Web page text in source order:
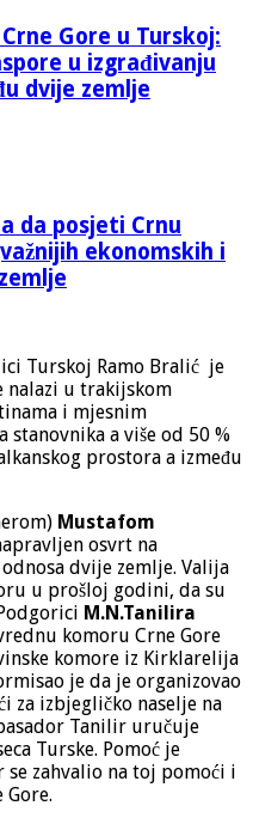
Gore u Turskoj:
u izgrađivanju
dvije zemlje
da posjeti Crnu
ekonomskih i
Turskoj Ramo Bralić je
nalazi u trakijskom
i mjesnim
stanovnika a više od 50 %
prostora a između
Mustafom
osvrt na
dvije zemlje. Valija
u prošloj godini, da su
M.N.Tanilira
komoru Crne Gore
komore iz Kirklarelija
je da je organizovao
za izbjegličko naselje na
Tanilir uručuje
Turske. Pomoć je
zahvalio na toj pomoći i